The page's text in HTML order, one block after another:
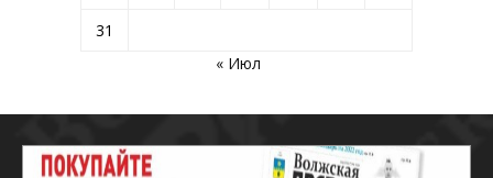
31
« Июл